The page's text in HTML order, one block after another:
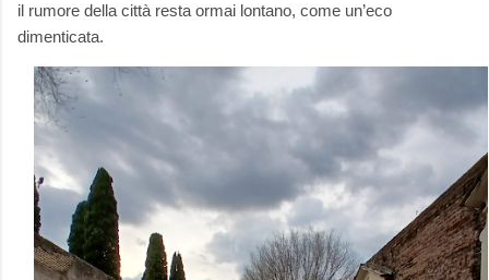
il rumore della città resta ormai lontano, come un’eco
dimenticata.